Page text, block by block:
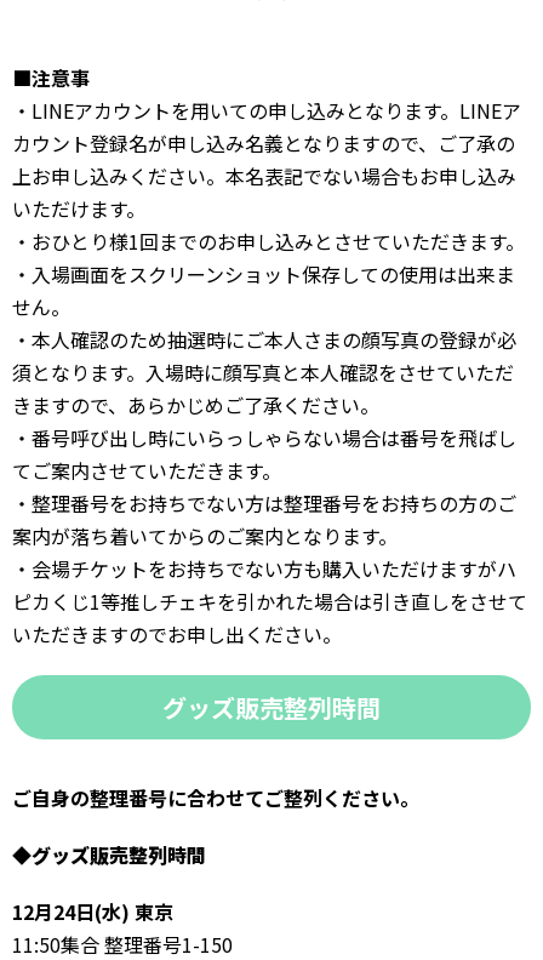
■注意事
・LINEアカウントを用いての申し込みとなります。LINEア
カウント登録名が申し込み名義となりますので、ご了承の
上お申し込みください。本名表記でない場合もお申し込み
いただけます。
・おひとり様1回までのお申し込みとさせていただきます。
・入場画面をスクリーンショット保存しての使用は出来ま
せん。
・本人確認のため抽選時にご本人さまの顔写真の登録が必
須となります。入場時に顔写真と本人確認をさせていただ
きますので、あらかじめご了承ください。
・番号呼び出し時にいらっしゃらない場合は番号を飛ばし
てご案内させていただきます。
・整理番号をお持ちでない方は整理番号をお持ちの方のご
案内が落ち着いてからのご案内となります。
・会場チケットをお持ちでない方も購入いただけますがハ
ピカくじ1等推しチェキを引かれた場合は引き直しをさせて
いただきますのでお申し出ください。
グッズ販売整列時間
ご自身の整理番号に合わせてご整列ください。
◆グッズ販売整列時間
12月24日(水) 東京
11:50集合 整理番号1-150